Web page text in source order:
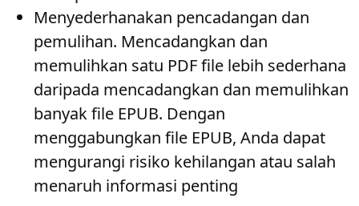
Menyederhanakan pencadangan dan
pemulihan. Mencadangkan dan
memulihkan satu PDF file lebih sederhana
daripada mencadangkan dan memulihkan
banyak file EPUB. Dengan
menggabungkan file EPUB, Anda dapat
mengurangi risiko kehilangan atau salah
menaruh informasi penting